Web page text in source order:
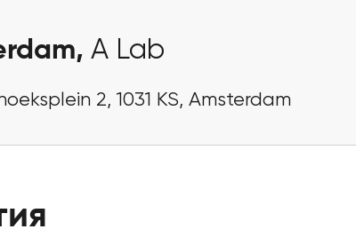
A Lab
2, 1031 KS, Amsterdam